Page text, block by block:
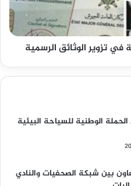
تزوير الوثائق الرسمية
الحملة الوطنية للسياحة البيئية
بين شبكة الصحفيات والنادي